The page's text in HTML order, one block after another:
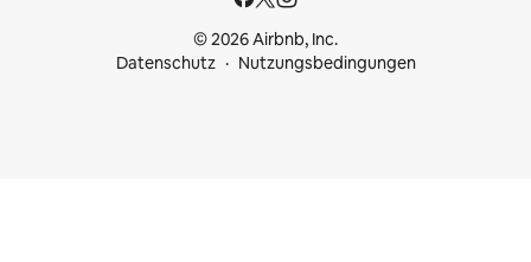
© 2026 Airbnb, Inc.
Datenschutz
Nutzungsbedingungen